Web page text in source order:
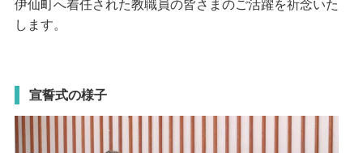
伊仙町へ着任された教職員の皆さまのご活躍を祈念いた
します。
宣誓式の様子